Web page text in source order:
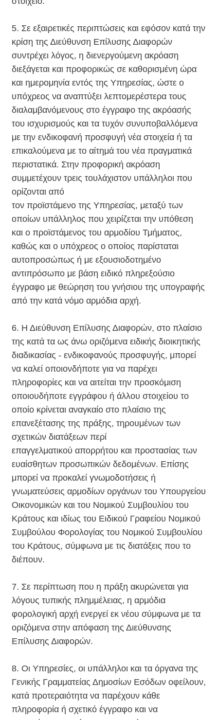
5. Σε εξαιρετικές περιπτώσεις και εφόσον κατά την
κρίση της Διεύθυνση Επίλυσης Διαφορών
συντρέχει λόγος, η διενεργούμενη ακρόαση
διεξάγεται και προφορικώς σε καθορισμένη ώρα
και ημερομηνία εντός της Υπηρεσίας, ώστε ο
υπόχρεος να αναπτύξει λεπτομερέστερα τους
διαλαμβανόμενους στο έγγραφο της ακρόασής
του ισχυρισμούς και τα τυχόν συνυποβαλλόμενα
με την ενδικοφανή προσφυγή νέα στοιχεία ή τα
επικαλούμενα με το αίτημά του νέα πραγματικά
περιστατικά. Στην προφορική ακρόαση
συμμετέχουν τρεις τουλάχιστον υπάλληλοι που
ορίζονται από
τον προϊστάμενο της Υπηρεσίας, μεταξύ των
οποίων υπάλληλος που χειρίζεται την υπόθεση
και ο προϊστάμενος του αρμοδίου Τμήματος,
καθώς και ο υπόχρεος ο οποίος παρίσταται
αυτοπροσώπως ή με εξουσιοδοτημένο
αντιπρόσωπο με βάση ειδικό πληρεξούσιο
έγγραφο με θεώρηση του γνήσιου της υπογραφής
από την κατά νόμο αρμόδια αρχή.
6. Η Διεύθυνση Επίλυσης Διαφορών, στο πλαίσιο
της κατά τα ως άνω οριζόμενα ειδικής διοικητικής
διαδικασίας - ενδικοφανούς προσφυγής, μπορεί
να καλεί οποιονδήποτε για να παρέχει
πληροφορίες και να αιτείται την προσκόμιση
οποιουδήποτε εγγράφου ή άλλου στοιχείου το
οποίο κρίνεται αναγκαίο στο πλαίσιο της
επανεξέτασης της πράξης, τηρουμένων των
σχετικών διατάξεων περί
επαγγελματικού απορρήτου και προστασίας των
ευαίσθητων προσωπικών δεδομένων. Επίσης
μπορεί να προκαλεί γνωμοδοτήσεις ή
γνωματεύσεις αρμοδίων οργάνων του Υπουργείου
Οικονομικών και του Νομικού Συμβουλίου του
Κράτους και ιδίως του Ειδικού Γραφείου Νομικού
Συμβούλου Φορολογίας του Νομικού Συμβουλίου
του Κράτους, σύμφωνα με τις διατάξεις που το
διέπουν.
7. Σε περίπτωση που η πράξη ακυρώνεται για
λόγους τυπικής πλημμέλειας, η αρμόδια
φορολογική αρχή ενεργεί εκ νέου σύμφωνα με τα
οριζόμενα στην απόφαση της Διεύθυνσης
Επίλυσης Διαφορών.
8. Οι Υπηρεσίες, οι υπάλληλοι και τα όργανα της
Γενικής Γραμματείας Δημοσίων Εσόδων οφείλουν,
κατά προτεραιότητα να παρέχουν κάθε
πληροφορία ή σχετικό έγγραφο και να